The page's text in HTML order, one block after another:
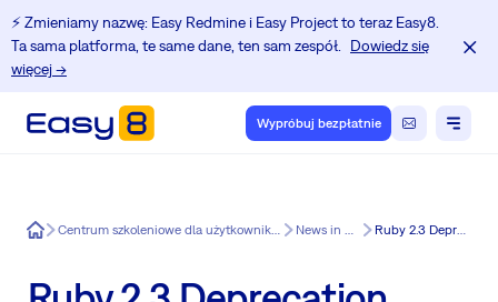
⚡️ Zmieniamy nazwę: Easy Redmine i Easy Project to teraz Easy8.
Ta sama platforma, te same dane, ten sam zespół.
Dowiedz się
więcej →
Wypróbuj bezpłatnie
Easy8 Centrum szkoleniowe dla użytkowników Redmine. News in Easy8 Ruby 2.3 Deprecation